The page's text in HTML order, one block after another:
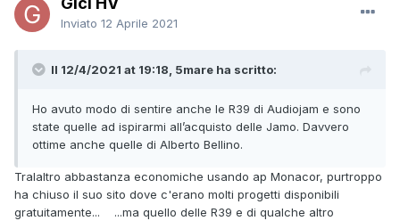
Inviato 12 Aprile 2021
Il 12/4/2021 at 19:18, 5mare ha scritto:
Ho avuto modo di sentire anche le R39 di Audiojam e sono
state quelle ad ispirarmi all’acquisto delle Jamo. Davvero
ottime anche quelle di Alberto Bellino.
Tralaltro abbastanza economiche usando ap Monacor, purtroppo
ha chiuso il suo sito dove c'erano molti progetti disponibili
gratuitamente... ...ma quello delle R39 e di qualche altro